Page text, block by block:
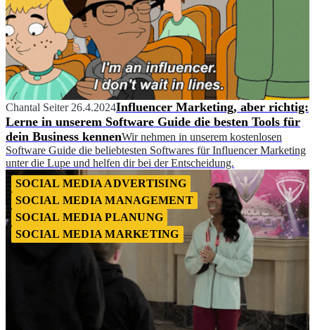
Chantal Seiter 26.4.2024Influencer Marketing, aber richtig:
Lerne in unserem Software Guide die besten Tools für
dein Business kennenWir nehmen in unserem kostenlosen
Software Guide die beliebtesten Softwares für Influencer Marketing
unter die Lupe und helfen dir bei der Entscheidung.
SOCIAL MEDIA ADVERTISING
SOCIAL MEDIA MANAGEMENT
SOCIAL MEDIA PLANUNG
SOCIAL MEDIA MARKETING